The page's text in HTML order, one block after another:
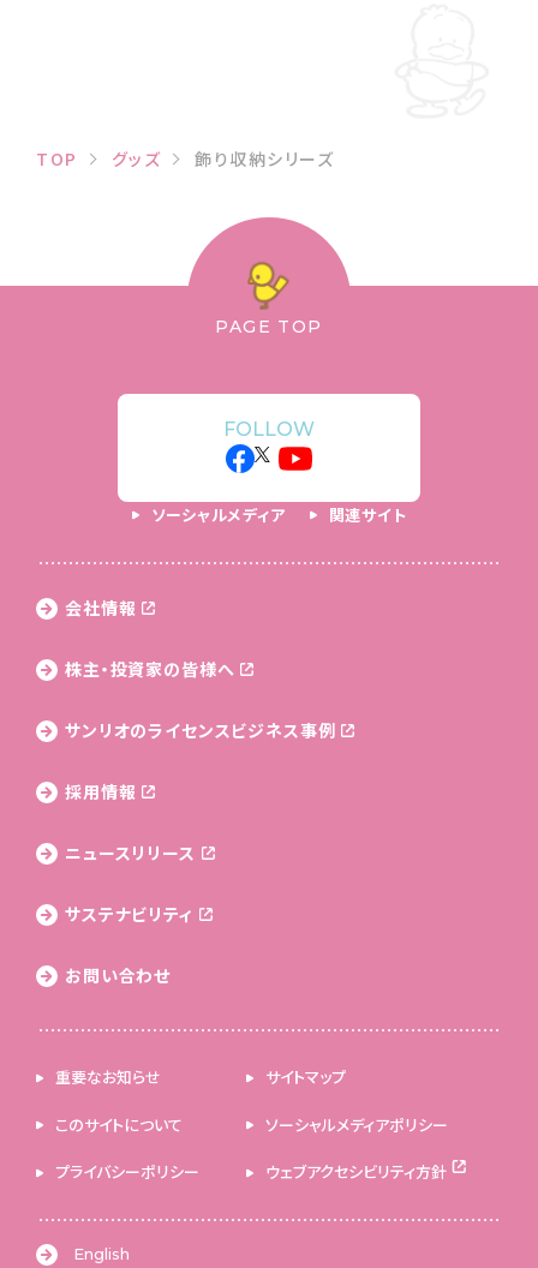
TOP グッズ 飾り収納シリーズ
PAGE TOP
FOLLOW
ソーシャルメディア 関連サイト
会社情報
株主・投資家の皆様へ
サンリオのライセンス ビジネス事例
採用情報
ニュースリリース
サステナビリティ
お問い合わせ
重要なお知らせ サイトマップ
このサイトについて ソーシャルメディアポリシー
プライバシーポリシー ウェブアクセシビリティ方針
English